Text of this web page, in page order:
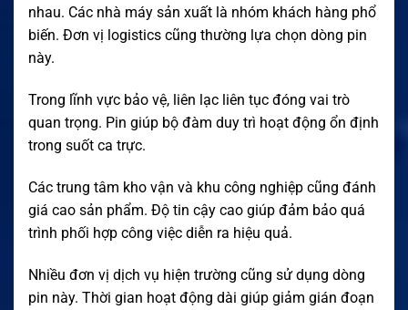
nhau. Các nhà máy sản xuất là nhóm khách hàng phổ
biến. Đơn vị logistics cũng thường lựa chọn dòng pin
này.
Trong lĩnh vực bảo vệ, liên lạc liên tục đóng vai trò
quan trọng. Pin giúp bộ đàm duy trì hoạt động ổn định
trong suốt ca trực.
Các trung tâm kho vận và khu công nghiệp cũng đánh
giá cao sản phẩm. Độ tin cậy cao giúp đảm bảo quá
trình phối hợp công việc diễn ra hiệu quả.
Nhiều đơn vị dịch vụ hiện trường cũng sử dụng dòng
pin này. Thời gian hoạt động dài giúp giảm gián đoạn